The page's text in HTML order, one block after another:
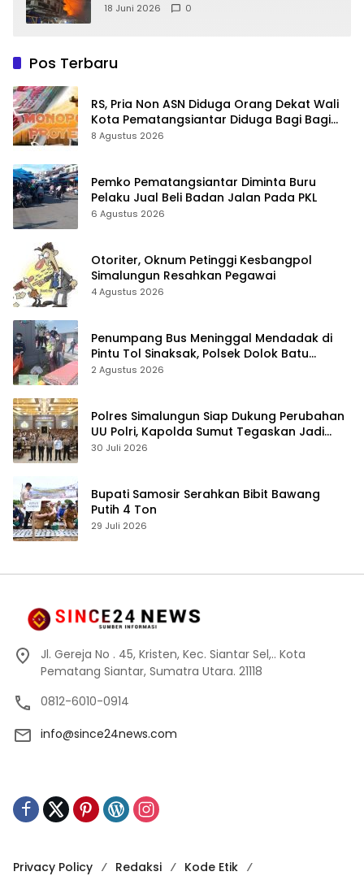
18 Juni 2026 0
Pos Terbaru
RS, Pria Non ASN Diduga Orang Dekat Wali
Kota Pematangsiantar Diduga Bagi Bagi
Proyek ke Kontraktor
8 Agustus 2026
Pemko Pematangsiantar Diminta Buru
Pelaku Jual Beli Badan Jalan Pada PKL
6 Agustus 2026
Otoriter, Oknum Petinggi Kesbangpol
Simalungun Resahkan Pegawai
4 Agustus 2026
Penumpang Bus Meninggal Mendadak di
Pintu Tol Sinaksak, Polsek Dolok Batu
Nanggar Gerak Cepat Olah TKP
2 Agustus 2026
Polres Simalungun Siap Dukung Perubahan
UU Polri, Kapolda Sumut Tegaskan Jadi
Fondasi Penguatan Profesionalisme dan
30 Juli 2026
Bupati Samosir Serahkan Bibit Bawang
Putih 4 Ton
29 Juli 2026
Jl. Gereja No . 45, Kristen, Kec. Siantar Sel,.. Kota
Pematang Siantar, Sumatra Utara. 21118
0812-6010-0914
info@since24news.com
Privacy Policy Redaksi Kode Etik